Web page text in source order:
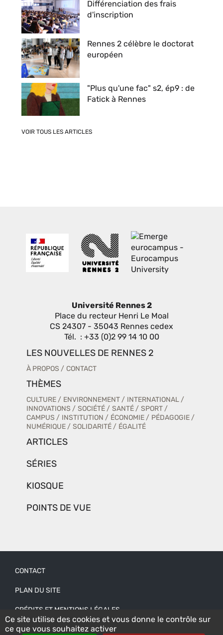
Ce site utilise des cookies et vous donne le contrôle sur
ce que vous souhaitez activer
Différenciation des frais
d'inscription
Rennes 2 célèbre le doctorat
européen
"Plus qu'une fac" s2, ép9 : de
Fatick à Rennes
VOIR TOUS LES ARTICLES
Université Rennes 2
Place du recteur Henri Le Moal
CS 24307 - 35043 Rennes cedex
Tél. : +33 (0)2 99 14 10 00
LES NOUVELLES DE RENNES 2
À PROPOS CONTACT
THÈMES
CULTURE ENVIRONNEMENT
INTERNATIONAL
INNOVATIONS
SOCIÉTÉ SANTÉ
SPORT
CAMPUS
INSTITUTION ÉCONOMIE
PÉDAGOGIE
NUMÉRIQUE
SOLIDARITÉ ÉGALITÉ
ARTICLES
SÉRIES
KIOSQUE
POINTS DE VUE
Pied
de
page
CONTACT
PLAN DU SITE
CRÉDITS ET MENTIONS LÉGALES
ACCESSIBILITÉ : NON CONFORME